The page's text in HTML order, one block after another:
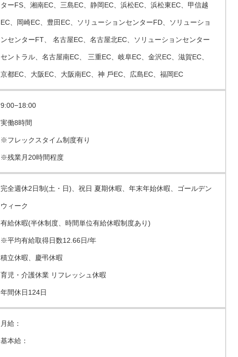
ターFS、湘南EC、三島EC、静岡EC、浜松EC、浜松東EC、甲信越
EC、岡崎EC、豊田EC、ソリューションセンターFD、ソリューショ
ンセンターFT、 名古屋EC、名古屋北EC、ソリューションセンター
セントラル、名古屋南EC、 三重EC、岐阜EC、金沢EC、滋賀EC、
京都EC、大阪EC、大阪南EC、神 戶EC、広島EC、福岡EC
9:00−18:00
実働8時間
※フレックスタイム制度有り
※残業月20時間程度
完全週休2日制(土・日)、祝日 夏期休暇、年末年始休暇、ゴールデン
ウィーク
有給休暇(半休制度、時間単位有給休暇制度あり)
※平均有給取得日数12.66日/年
積立休暇、慶弔休暇
育児・介護休業 リフレッシュ休暇
年間休日124日
月給：
基本給：